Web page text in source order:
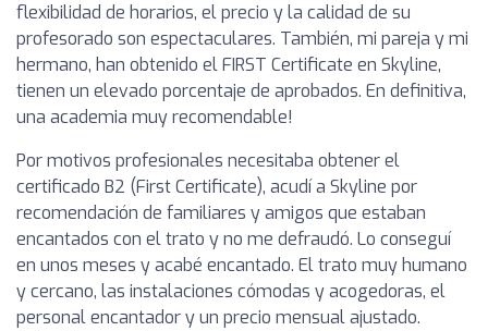
flexibilidad de horarios, el precio y la calidad de su
profesorado son espectaculares. También, mi pareja y mi
hermano, han obtenido el FIRST Certificate en Skyline,
tienen un elevado porcentaje de aprobados. En definitiva,
una academia muy recomendable!
Por motivos profesionales necesitaba obtener el
certificado B2 (First Certificate), acudí a Skyline por
recomendación de familiares y amigos que estaban
encantados con el trato y no me defraudó. Lo conseguí
en unos meses y acabé encantado. El trato muy humano
y cercano, las instalaciones cómodas y acogedoras, el
personal encantador y un precio mensual ajustado.